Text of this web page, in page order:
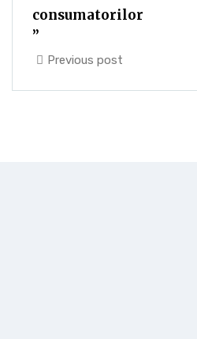
consumatorilor
”
Previous post